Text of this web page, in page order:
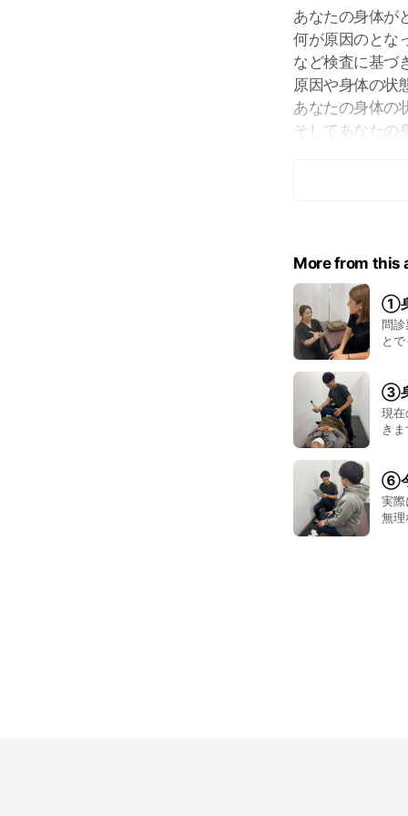
あなたの身体が
何が原因のとな
など検査に基づ
原因や身体の状
あなたの身体の
そしてあなたの
More from this
①身
問診
と
③身
現在
き
⑥今
実際
無理